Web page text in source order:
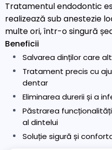
Tratamentul endodontic
realizează sub anestezie
multe ori, într-o singură
Beneficii
Salvarea dinților care
Tratament precis cu
dentar
Eliminarea durerii și a
Păstrarea
al dintelui
Soluție sigură și